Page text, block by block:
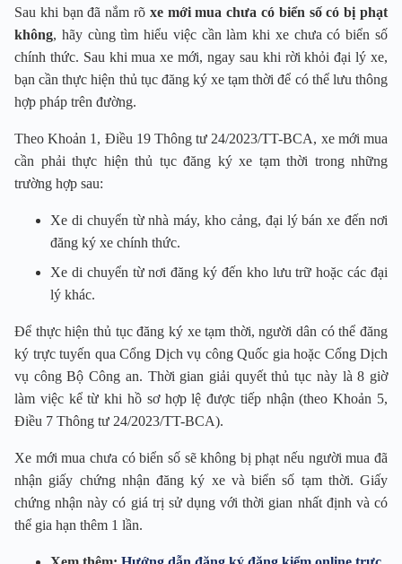
Sau khi bạn đã nắm rõ xe mới mua chưa có biển số có bị phạt
không, hãy cùng tìm hiểu việc cần làm khi xe chưa có biển số
chính thức. Sau khi mua xe mới, ngay sau khi rời khỏi đại lý xe,
bạn cần thực hiện thủ tục đăng ký xe tạm thời để có thể lưu thông
hợp pháp trên đường.
Theo Khoản 1, Điều 19 Thông tư 24/2023/TT-BCA, xe mới mua
cần phải thực hiện thủ tục đăng ký xe tạm thời trong những
trường hợp sau:
Xe di chuyển từ nhà máy, kho cảng, đại lý bán xe đến nơi
đăng ký xe chính thức.
Xe di chuyển từ nơi đăng ký đến kho lưu trữ hoặc các đại
lý khác.
Để thực hiện thủ tục đăng ký xe tạm thời, người dân có thể đăng
ký trực tuyến qua Cổng Dịch vụ công Quốc gia hoặc Cổng Dịch
vụ công Bộ Công an. Thời gian giải quyết thủ tục này là 8 giờ
làm việc kể từ khi hồ sơ hợp lệ được tiếp nhận (theo Khoản 5,
Điều 7 Thông tư 24/2023/TT-BCA).
Xe mới mua chưa có biển số sẽ không bị phạt nếu người mua đã
nhận giấy chứng nhận đăng ký xe và biển số tạm thời. Giấy
chứng nhận này có giá trị sử dụng với thời gian nhất định và có
thể gia hạn thêm 1 lần.